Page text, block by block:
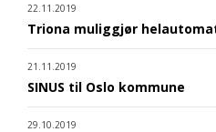
22.11.2019
Triona muliggjør
21.11.2019
SINUS til Oslo kommune
29.10.2019